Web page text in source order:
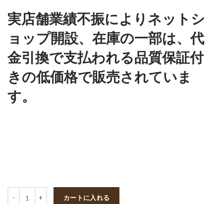
実店舗業績不振によりネットシ
ョップ開設、在庫の一部は、代
金引換で支払われる品質保証付
きの低価格で販売されていま
す。
カートに入れる